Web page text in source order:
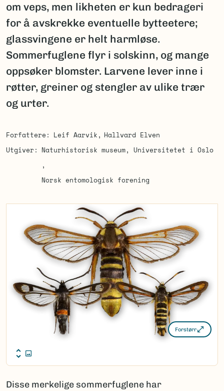
om veps, men likheten er kun bedrageri
for å avskrekke eventuelle bytteetere;
glassvingene er helt harmløse.
Sommerfuglene flyr i solskinn, og mange
oppsøker blomster. Larvene lever inne i
røtter, greiner og stengler av ulike trær
og urter.
Forfattere Leif Aarvik
Hallvard Elven
Utgiver
Naturhistorisk museum, Universitetet i Oslo
Norsk entomologisk forening
Forstørr
Disse merkelige sommerfuglene har